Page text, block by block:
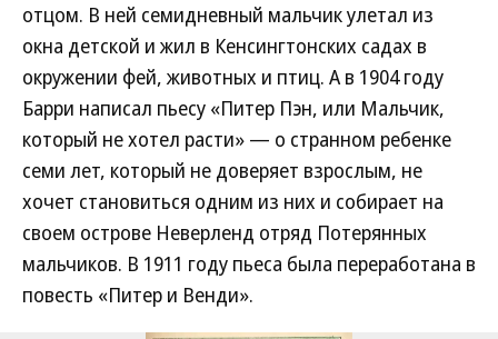
отцом. В ней семидневный мальчик улетал из
окна детской и жил в Кенсингтонских садах в
окружении фей, животных и птиц. А в 1904 году
Барри написал пьесу «Питер Пэн, или Мальчик,
который не хотел расти» — о странном ребенке
семи лет, который не доверяет взрослым, не
хочет становиться одним из них и собирает на
своем острове Неверленд отряд Потерянных
мальчиков. В 1911 году пьеса была переработана в
повесть «Питер и Венди».